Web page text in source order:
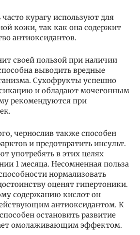
курагу используют для
кожи, так как она содержит
антиоксидантов.
своей пользой при наличии
выводить вредные
Сухофрукты успешно
и обладают мочегонным
рекомендуются при
чернослив также способен
и предотвратить инсульт.
употребять в этих целях
1 месяца. Несомненная польза
нормализовать
оценят гипертоники.
содержанию кислот он
антиоксидантом. К
остановить развитие
омолаживающим эффектом.